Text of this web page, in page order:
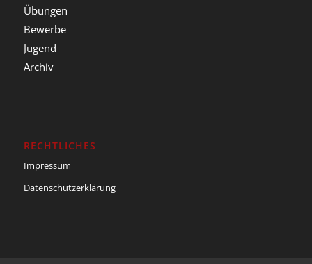
Übungen
Bewerbe
Jugend
Archiv
RECHTLICHES
Impressum
Datenschutzerklärung